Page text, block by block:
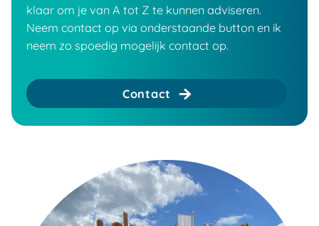
klaar om je van A tot Z te kunnen adviseren.
Neem contact op via onderstaande button en ik
neem zo spoedig mogelijk contact op.
Contact